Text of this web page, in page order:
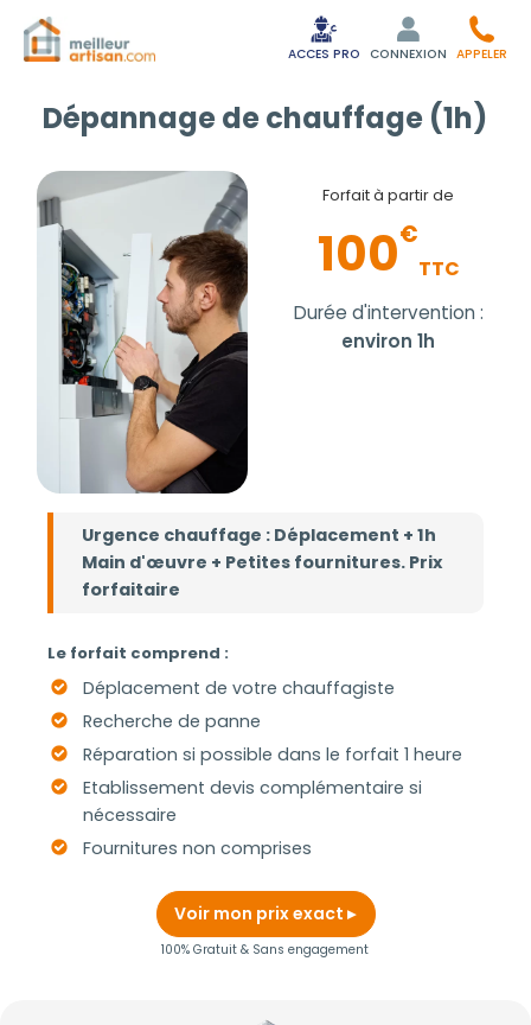
ACCES PRO CONNEXION APPELER
Dépannage de chauffage (1h)
Forfait à partir de
100€
TTC
Durée d'intervention :
environ 1h
Urgence chauffage : Déplacement + 1h
Main d'œuvre + Petites fournitures. Prix
forfaitaire
Le forfait comprend :
Déplacement de votre chauffagiste
Recherche de panne
Réparation si possible dans le forfait 1 heure
Etablissement devis complémentaire si
nécessaire
Fournitures non comprises
Voir mon prix exact
100% Gratuit & Sans engagement